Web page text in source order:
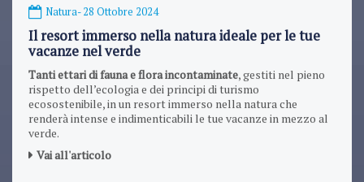
Natura - 28 Ottobre 2024
Il resort immerso nella natura ideale per le tue
vacanze nel verde
Tanti ettari di fauna e flora incontaminate , gestiti nel pieno
rispetto dell’ecologia e dei principi di turismo
ecosostenibile, in un resort immerso nella natura che
renderà intense e indimenticabili le tue vacanze in mezzo al
verde.
Vai all'articolo